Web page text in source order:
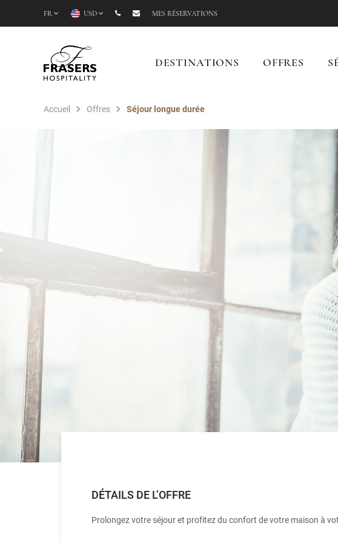
FR USD MES RÉSERVATIONS
DESTINATIONS OFFRES
Accueil Offres Séjour longue durée
DÉTAILS DE L’OFFRE
Prolongez votre séjour et profitez du confort de votre maison à